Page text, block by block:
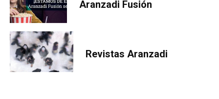
Aranzadi Fusión
Revistas Aranzadi